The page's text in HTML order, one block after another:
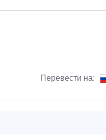
Перевести на: